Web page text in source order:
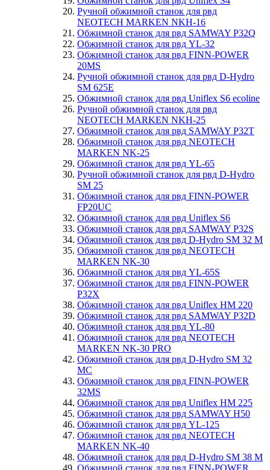
Ручной обжимной станок для рвд
NEOTECH MARKEN NKH-16
Обжимной станок для рвд SAMWAY P32Q
Обжимной станок для рвд YL-32
Обжимной станок для рвд FINN-POWER
20MS
Ручной обжимной станок для рвд D-Hydro
SM 625E
Обжимной станок для рвд Uniflex S6 ecoline
Ручной обжимной станок для рвд
NEOTECH MARKEN NKH-25
Обжимной станок для рвд SAMWAY P32T
Обжимной станок для рвд NEOTECH
MARKEN NK-25
Обжимной станок для рвд YL-65
Ручной обжимной станок для рвд D-Hydro
SM 25
Обжимной станок для рвд FINN-POWER
FP20UC
Обжимной станок для рвд Uniflex S6
Обжимной станок для рвд SAMWAY P32S
Обжимной станок для рвд D-Hydro SM 32 M
Обжимной станок для рвд NEOTECH
MARKEN NK-30
Обжимной станок для рвд YL-65S
Обжимной станок для рвд FINN-POWER
P32X
Обжимной станок для рвд Uniflex HM 220
Обжимной станок для рвд SAMWAY P32D
Обжимной станок для рвд YL-80
Обжимной станок для рвд NEOTECH
MARKEN NK-30 PRO
Обжимной станок для рвд D-Hydro SM 32
MC
Обжимной станок для рвд FINN-POWER
32MS
Обжимной станок для рвд Uniflex HM 225
Обжимной станок для рвд SAMWAY H50
Обжимной станок для рвд YL-125
Обжимной станок для рвд NEOTECH
MARKEN NK-40
Обжимной станок для рвд D-Hydro SM 38 M
Обжимной станок для рвд FINN-POWER